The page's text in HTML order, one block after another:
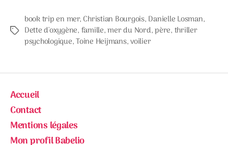
Étiquettes
book trip en mer, Christian Bourgois, Danielle Losman,
Dette d'oxygène, famille,mer du Nord,père, thriller
psychologique,Toine Heijmans,voilier
Accueil
Contact
Mentions légales
Mon profil Babelio